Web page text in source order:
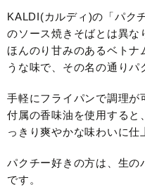
KALDI(カルディ)の「パク
のソース焼きそばとは異な
ほんのり甘みのあるベトナ
うな味で、その名の通りパ
手軽にフライパンで調理が
付属の香味油を使用すると
っきり爽やかな味わいに仕
パクチー好きの方は、生の
です。